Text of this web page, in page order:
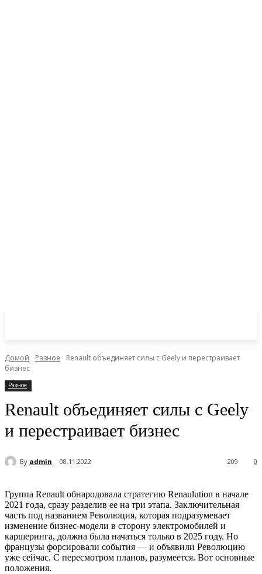
Домой Разное
Renault объединяет силы с Geely и перестраивает
бизнес
Разное
Renault объединяет силы с Geely
и перестраивает бизнес
By admin 08.11.2022 0
209
Группа Renault обнародовала стратегию Renaulution в начале
2021 года, сразу разделив ее на три этапа. Заключительная
часть под названием Революция, которая подразумевает
изменение бизнес-модели в сторону электромобилей и
каршеринга, должна была начаться только в 2025 году. Но
французы форсировали события — и объявили Революцию
уже сейчас. С пересмотром планов, разумеется. Вот основные
положения.